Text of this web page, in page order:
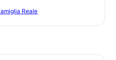
Reale